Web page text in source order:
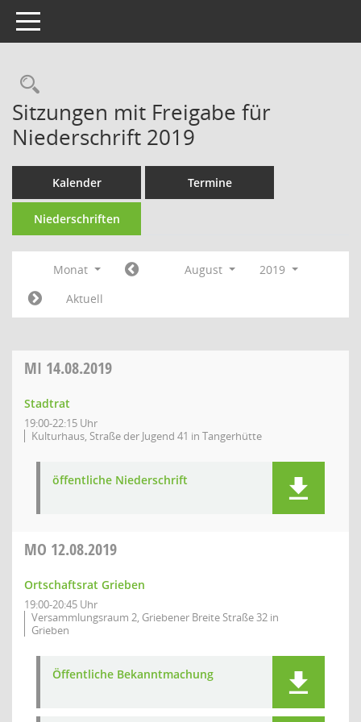
Toggle navigation
Rechercheauswahl
Sitzungen mit Freigabe für
Niederschrift 2019
Kalender Termine
Niederschriften
Monat August
2019
Aktuell
MI 14.08.2019
Stadtrat
19:00-22:15 Uhr
Kulturhaus, Straße der Jugend 41 in Tangerhütte
öffentliche Niederschrift
MO 12.08.2019
Ortschaftsrat Grieben
19:00-20:45 Uhr
Versammlungsraum 2, Griebener Breite Straße 32 in
Grieben
Öffentliche Bekanntmachung